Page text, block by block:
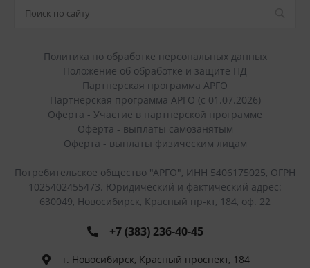
Политика по обработке персональных данных
Положение об обработке и защите ПД
Партнерская программа АРГО
Партнерская программа АРГО (с 01.07.2026)
Оферта - Участие в партнерской программе
Оферта - выплаты самозанятым
Оферта - выплаты физическим лицам
Потребительское общество "АРГО", ИНН 5406175025, ОГРН
1025402455473. Юридический и фактический адрес:
630049, Новосибирск, Красный пр-кт, 184, оф. 22
+7 (383) 236-40-45
г. Новосибирск, Красный проспект, 184